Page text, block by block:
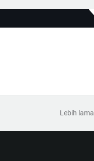
Lebih lama